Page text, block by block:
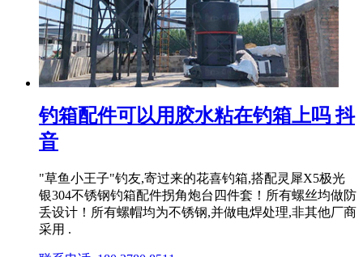
钓箱配件可以用胶水粘在钓箱上吗 抖
音
"草鱼小王子"钓友,寄过来的花喜钓箱,搭配灵犀X5极光
银304不锈钢钓箱配件拐角炮台四件套！所有螺丝均做防
丢设计！所有螺帽均为不锈钢,并做电焊处理,非其他厂商
采用 .